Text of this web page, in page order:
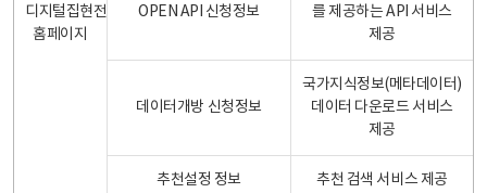
디지털집현전
홈페이지
OPEN API 신청정보
를 제공하는 API 서비스
제공
데이터개방 신청정보
국가지식정보(메타데이터)
데이터 다운로드 서비스
제공
추천설정 정보 추천 검색 서비스 제공